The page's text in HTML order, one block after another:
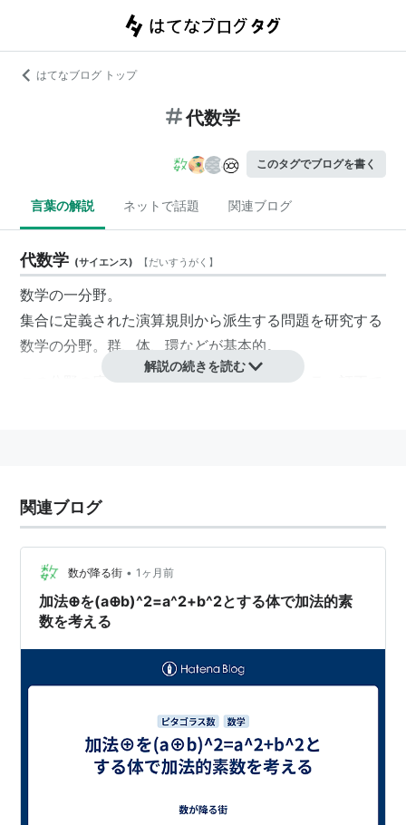
はてなブログ トップ
代数学
このタグでブログを書く
言葉の解説 ネットで話題 関連ブログ
代数学 (サイエンス) 【だいすうがく 】
数学の一分野。
集合に定義された演算規則から派生する問題を研究する
数学の分野。群、体、環などが基本的。
この分野の応用でよくしられているのは、エラー訂正で
リスト::数学関連
解説の続きを読む
関連ブログ
数が降る街 • 1ヶ月前
加法⊕を(a⊕b)^2=a^2+b^2とする体で加法的素
数を考える